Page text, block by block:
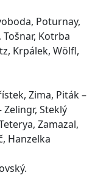
Poturnay,
Tošnar, Kotrba
Krpálek, Wölfl,
Zima, Piták –
Zelingr, Steklý
Zamazal,
Hanzelka